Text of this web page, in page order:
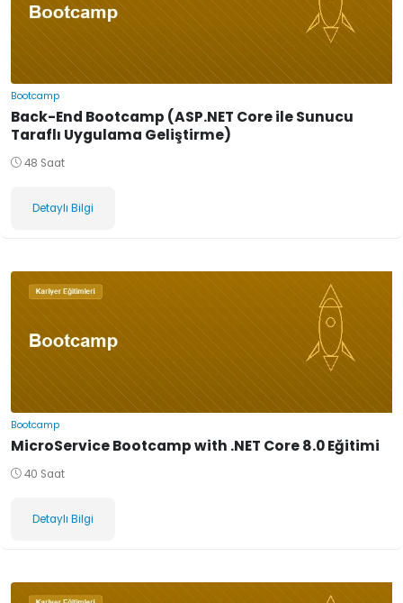
Bootcamp
Back-End Bootcamp (ASP.NET Core ile Sunucu
Taraflı Uygulama Geliştirme)
48 Saat
Detaylı Bilgi
Bootcamp
MicroService Bootcamp with .NET Core 8.0 Eğitimi
40 Saat
Detaylı Bilgi